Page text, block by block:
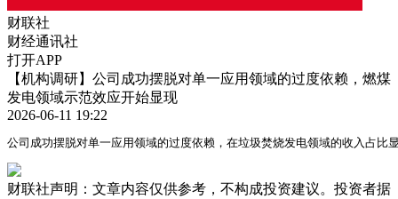
财联社
财经通讯社
打开APP
【机构调研】公司成功摆脱对单一应用领域的过度依赖，燃煤
发电领域示范效应开始显现
2026-06-11 19:22
公司成功摆脱对单一应用领域的过度依赖，在垃圾焚烧发电领域的收入占
财联社声明：文章内容仅供参考，不构成投资建议。投资者据